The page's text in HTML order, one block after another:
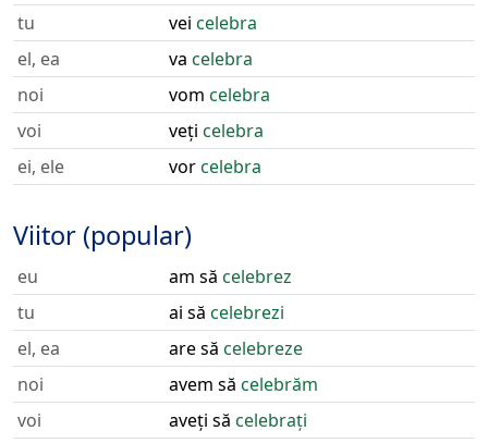
tu
vei celebra
el, ea
va celebra
noi
vom celebra
voi
veți celebra
ei, ele
vorcelebra
Viitor (popular)
eu am să celebrez
tu
ai să celebrezi
el, ea
are să celebreze
noi
avem să celebrăm
voi
aveți să celebrați